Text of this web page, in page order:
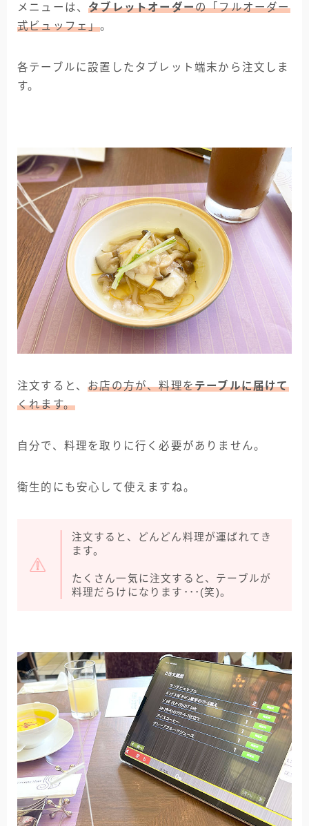
メニューは、タブレットオーダーの「フルオーダー
式ビュッフェ」。
各テーブルに設置したタブレット端末から注文しま
す。
注文すると、お店の方が、料理をテーブルに届けて
くれます。
自分で、料理を取りに行く必要がありません。
衛生的にも安心して使えますね。
注文すると、どんどん料理が運ばれてき
ます。
たくさん一気に注文すると、テーブルが
料理だらけになります･･･(笑)。
キャンペーン情報･
申込み方法･記事一覧 など